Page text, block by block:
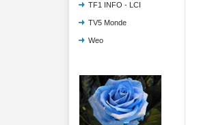
TF1 INFO - LCI
TV5 Monde
Weo